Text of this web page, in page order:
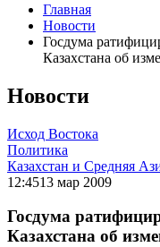
Главная
Новости
Госдума
Казахстана об
Новости
Исход Востока
Политика
Казахстан и Средняя
12:4513 мар 2009
Госдума
Казахстана об